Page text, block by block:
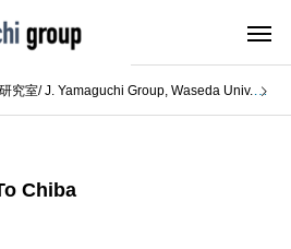
究室/ J. Yamaguchi Group, Waseda Univ.
Chiba